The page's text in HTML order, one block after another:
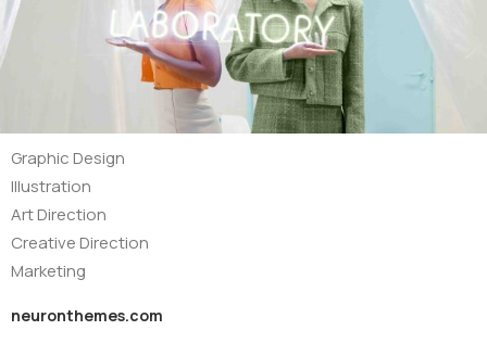
Graphic Design
Illustration
Art Direction
Creative Direction
Marketing
neuronthemes.com